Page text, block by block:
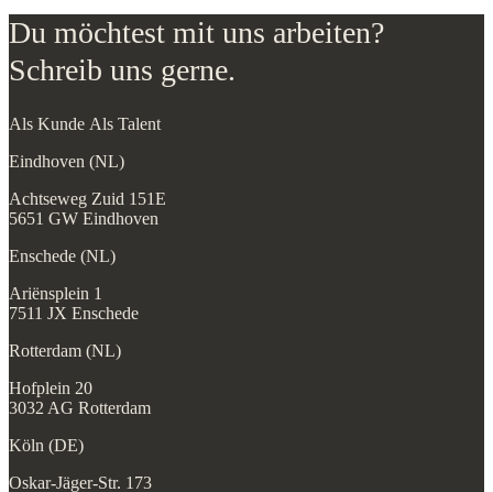
Du möchtest mit uns arbeiten?
Schreib uns gerne.
Als Kunde Als Talent
Eindhoven (NL)
Achtseweg Zuid 151E
5651 GW Eindhoven
Enschede (NL)
Ariënsplein 1
7511 JX Enschede
Rotterdam (NL)
Hofplein 20
3032 AG Rotterdam
Köln (DE)
Oskar-Jäger-Str. 173